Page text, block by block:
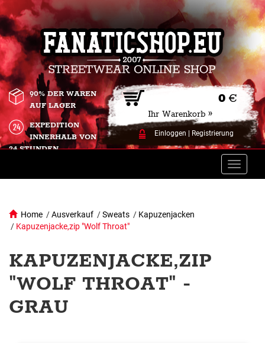
0 €
Ihr Warenkorb »
Einloggen Registrierung
90% DER WAREN
AUF LAGER
EXPEDITION
INNERHALB VON
24 STUNDEN.
Toggle
Home /Ausverkauf /Sweats / Kapuzenjacken
/ Kapuzenjacke,zip "Wolf Throat"
KAPUZENJACKE,ZIP
"WOLF THROAT" -
GRAU